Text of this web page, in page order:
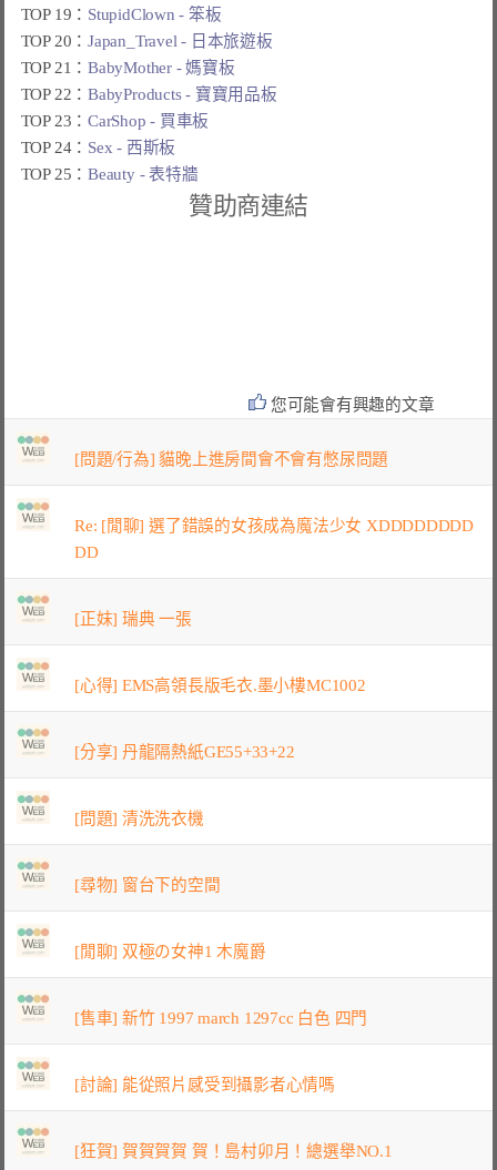
TOP 19： StupidClown - 笨板
TOP 20：Japan_Travel - 日本旅遊板
TOP 21：BabyMother - 媽寶板
TOP 22：BabyProducts - 寶寶用品板
TOP 23：CarShop - 買車板
TOP 24： Sex - 西斯板
TOP 25：Beauty - 表特牆
贊助商連結
您可能會有興趣的文章
[問題/行為] 貓晚上進房間會不會有憋尿問題
Re: [閒聊] 選了錯誤的女孩成為魔法少女 XDDDDDDDD
DD
[正妹] 瑞典 一張
[心得] EMS高領長版毛衣.墨小樓MC1002
[分享] 丹龍隔熱紙GE55+33+22
[問題] 清洗洗衣機
[尋物] 窗台下的空間
[閒聊] 双極の女神1 木魔爵
[售車] 新竹 1997 march 1297cc 白色 四門
[討論] 能從照片感受到攝影者心情嗎
[狂賀] 賀賀賀賀 賀！島村卯月！總選舉NO.1